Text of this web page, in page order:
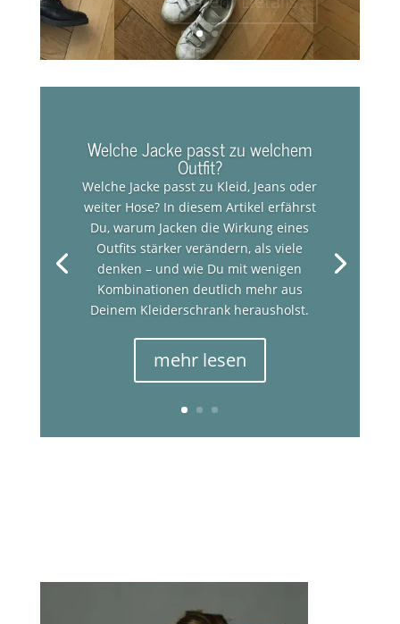
Welche Jacke passt zu welchem
Outfit?
Welche Jacke passt zu Kleid, Jeans oder
weiter Hose? In diesem Artikel erfährst
Du, warum Jacken die Wirkung eines
Outfits stärker verändern, als viele
denken – und wie Du mit wenigen
Kombinationen deutlich mehr aus
Deinem Kleiderschrank herausholst.
mehr lesen